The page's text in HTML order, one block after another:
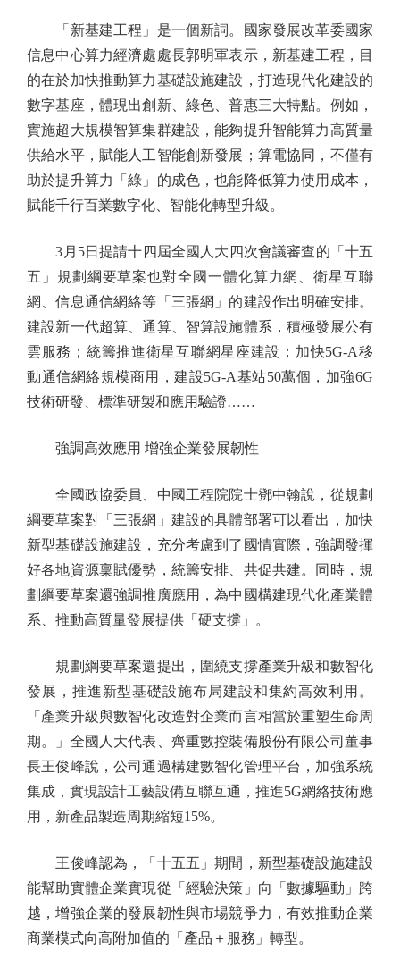
「新基建工程」是一個新詞。國家發展改革委國家
信息中心算力經濟處處長郭明軍表示，新基建工程，目
的在於加快推動算力基礎設施建設，打造現代化建設的
數字基座，體現出創新、綠色、普惠三大特點。例如，
實施超大規模智算集群建設，能夠提升智能算力高質量
供給水平，賦能人工智能創新發展；算電協同，不僅有
助於提升算力「綠」的成色，也能降低算力使用成本，
賦能千行百業數字化、智能化轉型升級。
3月5日提請十四屆全國人大四次會議審查的「十五
五」規劃綱要草案也對全國一體化算力網、衛星互聯
網、信息通信網絡等「三張網」的建設作出明確安排。
建設新一代超算、通算、智算設施體系，積極發展公有
雲服務；統籌推進衛星互聯網星座建設；加快5G-A移
動通信網絡規模商用，建設5G-A基站50萬個，加強6G
技術研發、標準研製和應用驗證……
強調高效應用 增強企業發展韌性
全國政協委員、中國工程院院士鄧中翰說，從規劃
綱要草案對「三張網」建設的具體部署可以看出，加快
新型基礎設施建設，充分考慮到了國情實際，強調發揮
好各地資源稟賦優勢，統籌安排、共促共建。同時，規
劃綱要草案還強調推廣應用，為中國構建現代化產業體
系、推動高質量發展提供「硬支撐」。
規劃綱要草案還提出，圍繞支撐產業升級和數智化
發展，推進新型基礎設施布局建設和集約高效利用。
「產業升級與數智化改造對企業而言相當於重塑生命周
期。」全國人大代表、齊重數控裝備股份有限公司董事
長王俊峰說，公司通過構建數智化管理平台，加強系統
集成，實現設計工藝設備互聯互通，推進5G網絡技術應
用，新產品製造周期縮短15%。
王俊峰認為，「十五五」期間，新型基礎設施建設
能幫助實體企業實現從「經驗決策」向「數據驅動」跨
越，增強企業的發展韌性與市場競爭力，有效推動企業
商業模式向高附加值的「產品＋服務」轉型。